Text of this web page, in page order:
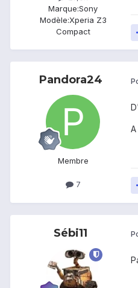
Marque:Sony
Modèle:Xperia Z3
Compact
Pandora24
Membre
7
Sébi11